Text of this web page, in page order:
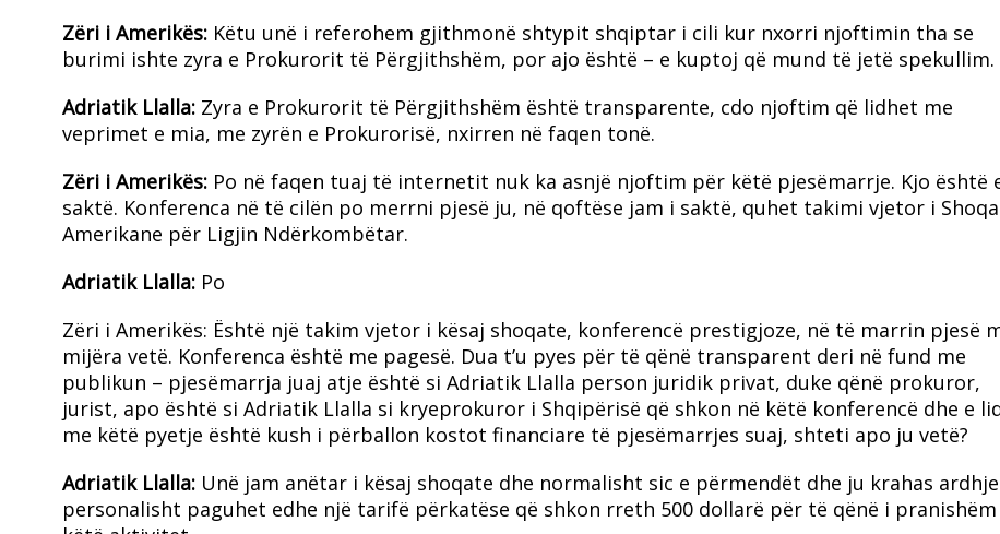
Zëri i Amerikës: Këtu unë i referohem gjithmonë shtypit shqiptar i cili kur nxorri njoftimin tha se
burimi ishte zyra e Prokurorit të Përgjithshëm, por ajo është – e kuptoj që mund të jetë spekullim.
Adriatik Llalla: Zyra e Prokurorit të Përgjithshëm është transparente, cdo njoftim që lidhet me
veprimet e mia, me zyrën e Prokurorisë, nxirren në faqen tonë.
Zëri i Amerikës: Po në faqen tuaj të internetit nuk ka asnjë njoftim për këtë pjesëmarrje. Kjo është
saktë. Konferenca në të cilën po merrni pjesë ju, në qoftëse jam i saktë, quhet takimi vjetor i
Amerikane për Ligjin Ndërkombëtar.
Adriatik Llalla: Po
Zëri i Amerikës: Është një takim vjetor i kësaj shoqate, konferencë prestigjoze, në të marrin pjesë
mijëra vetë. Konferenca është me pagesë. Dua t’u pyes për të qënë transparent deri në fund me
publikun – pjesëmarrja juaj atje është si Adriatik Llalla person juridik privat, duke qënë prokuror,
jurist, apo është si Adriatik Llalla si kryeprokuror i Shqipërisë që shkon në këtë konferencë dhe e
me këtë pyetje është kush i përballon kostot financiare të pjesëmarrjes suaj, shteti apo ju vetë?
Adriatik Llalla: Unë jam anëtar i kësaj shoqate dhe normalisht sic e përmendët dhe ju krahas
personalisht paguhet edhe një tarifë përkatëse që shkon rreth 500 dollarë për të qënë i pranishëm